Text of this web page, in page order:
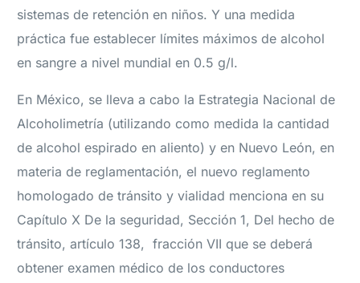
sistemas de retención en niños. Y una medida
práctica fue establecer límites máximos de alcohol
en sangre a nivel mundial en 0.5 g/l.
En México, se lleva a cabo la Estrategia Nacional de
Alcoholimetría (utilizando como medida la cantidad
de alcohol espirado en aliento) y en Nuevo León, en
materia de reglamentación, el nuevo reglamento
homologado de tránsito y vialidad menciona en su
Capítulo X De la seguridad, Sección 1, Del hecho de
tránsito, artículo 138, fracción VII que se deberá
obtener examen médico de los conductores